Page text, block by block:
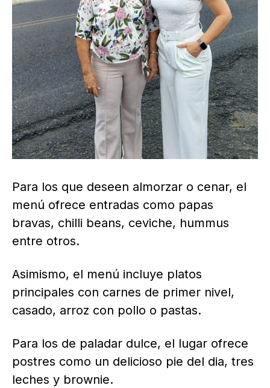
Para los que deseen almorzar o cenar, el
menú ofrece entradas como papas
bravas, chilli beans, ceviche, hummus
entre otros.
Asimismo, el menú incluye platos
principales con carnes de primer nivel,
casado, arroz con pollo o pastas.
Para los de paladar dulce, el lugar ofrece
postres como un delicioso pie del dia, tres
leches y brownie.